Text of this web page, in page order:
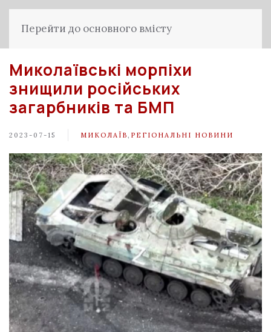
Перейти до основного вмісту
Миколаївські морпіхи
знищили російських
загарбників та БМП
2023-07-15 МИКОЛАЇВ РЕГІОНАЛЬНІ НОВИНИ